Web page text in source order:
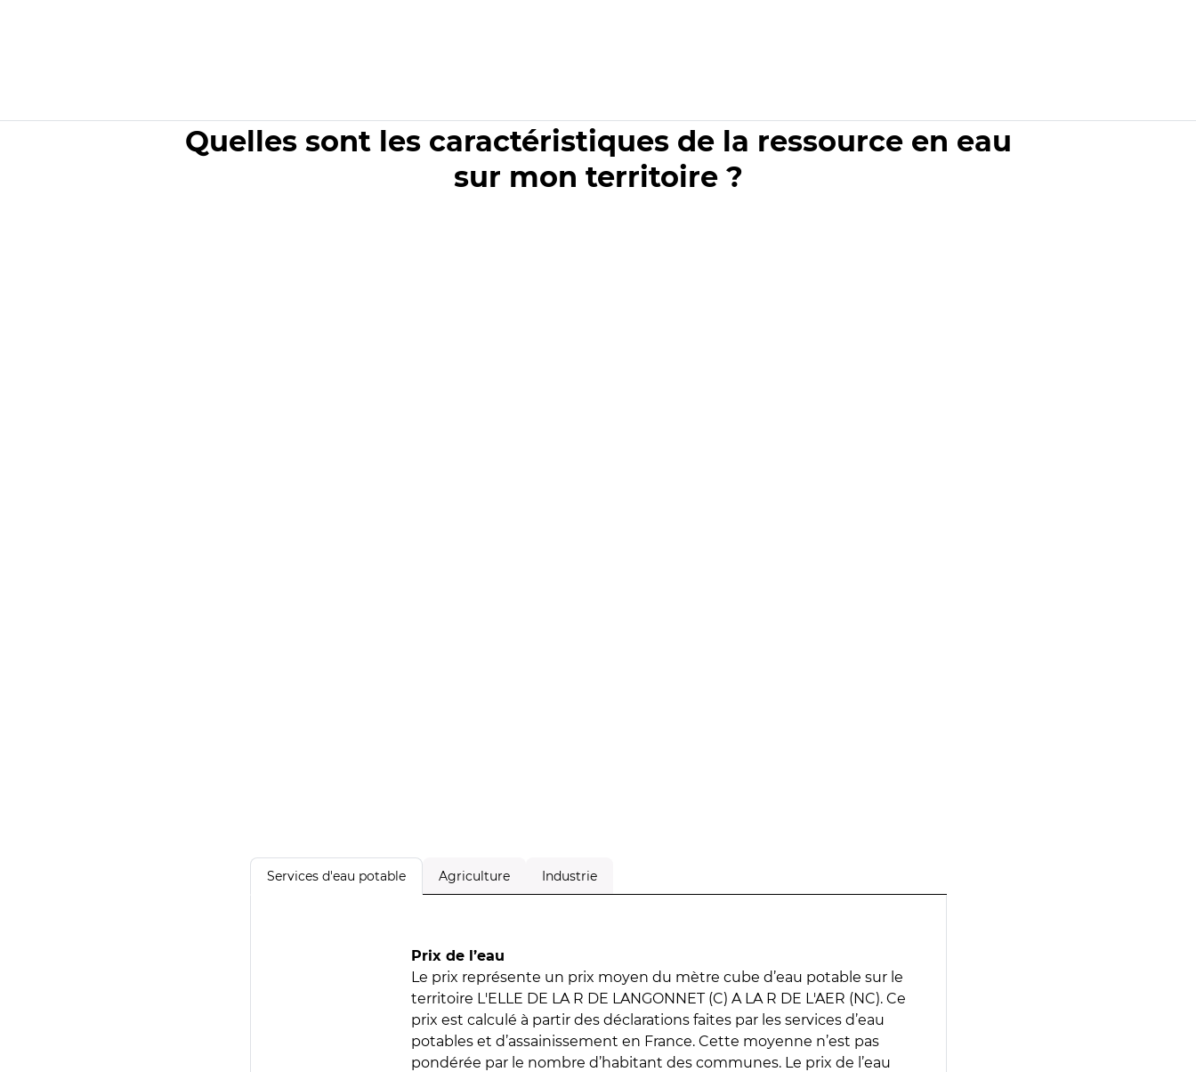
Quelles sont les caractéristiques de la ressource en eau
sur mon territoire ?
Services d'eau potable Agriculture Industrie
Prix de l’eau
Le prix représente un prix moyen du mètre cube d’eau potable sur le
territoire L'ELLE DE LA R DE LANGONNET (C) A LA R DE L'AER (NC). Ce
prix est calculé à partir des déclarations faites par les services d’eau
potables et d’assainissement en France. Cette moyenne n’est pas
pondérée par le nombre d’habitant des communes. Le prix de l’eau